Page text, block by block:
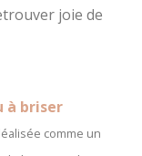
joie de
à briser
comme un